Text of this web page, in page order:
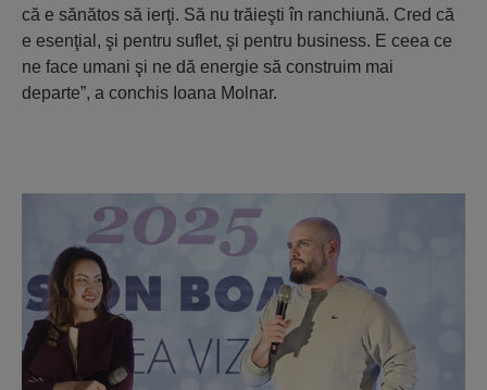
că e sănătos să ierţi. Să nu trăieşti în ranchiună. Cred că
e esenţial, şi pentru suflet, şi pentru business. E ceea ce
ne face umani şi ne dă energie să construim mai
departe”, a conchis Ioana Molnar.